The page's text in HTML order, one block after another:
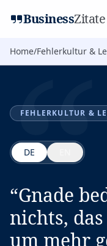
BusinessZitate
Home/Fehlerkultur &
“
FEHLERKULTUR &
DE
“Gnade
nichts,
um mehr